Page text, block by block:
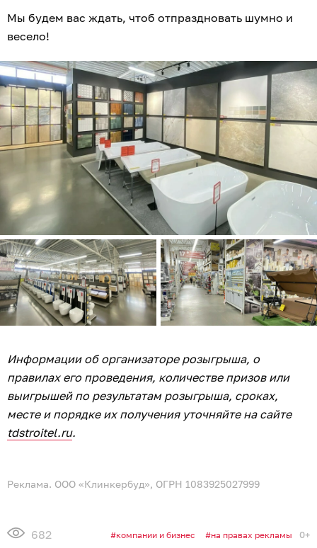
Мы будем вас ждать, чтоб отпраздновать шумно и
весело!
Информации об организаторе розыгрыша, о
правилах его проведения, количестве призов или
выигрышей по результатам розыгрыша, сроках,
месте и порядке их получения уточняйте на сайте
tdstroitel.ru.
Реклама. ООО «Клинкербуд», ОГРН 1083925027999
682 компании и бизнес на правах рекламы 0+